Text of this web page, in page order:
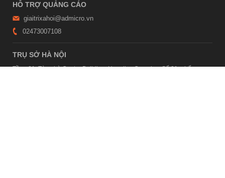
HỖ TRỢ QUẢNG CÁO
giaitrixahoi@admicro.vn
02473007108
TRỤ SỞ HÀ NỘI
Tầng 21, Tòa nhà Center Building, Hapulico Complex, Số 01, phố